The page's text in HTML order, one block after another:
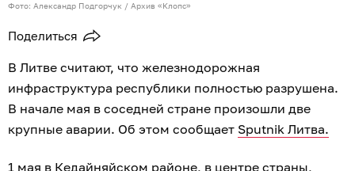
Фото: Александр Подгорчук / Архив «Клопс»
Поделиться
В Литве считают, что железнодорожная
инфраструктура республики полностью разрушена.
В начале мая в соседней стране произошли две
крупные аварии. Об этом сообщает Sputnik Литва.
1 мая в Кедайняйском районе, в центре страны,